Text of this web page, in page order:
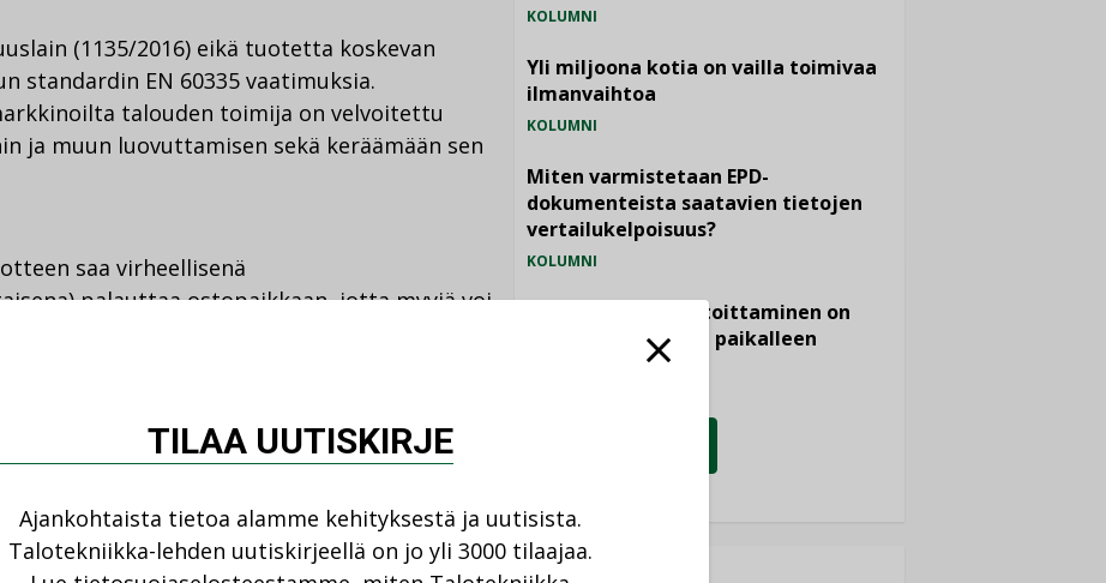
(1135/2016) eikä tuotetta koskevan
standardin EN 60335 vaatimuksia.
talouden toimija on velvoitettu
ja muun luovuttamisen sekä keräämään sen
saa virheellisenä
palauttaa ostopaikkaan, jotta myyjä voi
on oikeus antaa korvaava tuote tilalle tai
Menettelystä on kerrottu tarkemmin
KOLUMNI
Yli miljoona kotia on vailla toimivaa
ilmanvaihtoa
KOLUMNI
Miten varmistetaan EPD-
dokumenteista saatavien tietojen
vertailukelpoisuus?
KOLUMNI
Vesi- ja viemärimitoittaminen on
jämähtänyt ajassa paikalleen
TILAA UUTISKIRJE
Ajankohtaista tietoa alamme kehityksestä ja uutisista.
Talotekniikka-lehden uutiskirjeellä on jo yli 3000 tilaajaa.